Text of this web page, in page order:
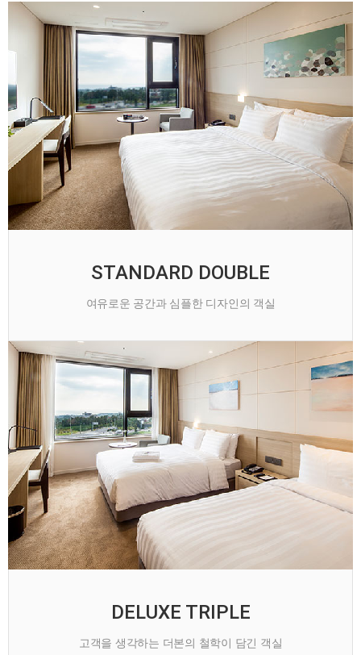
STANDARD DOUBLE
여유로운 공간과 심플한 디자인의 객실
DELUXE TRIPLE
고객을 생각하는 더본의 철학이 담긴 객실